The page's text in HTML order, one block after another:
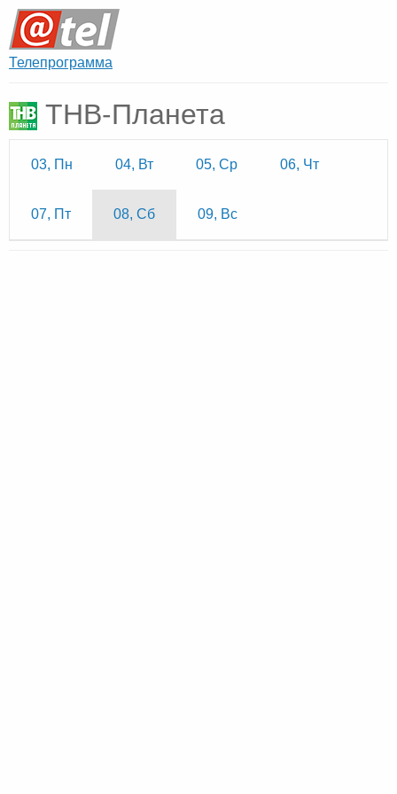
Телепрограмма
ТНВ-Планета
03, Пн 04, Вт 05, Ср 06, Чт
07, Пт 08, Сб 09, Вс